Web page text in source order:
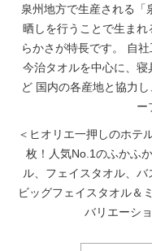
泉州地方で生産される「
晒しを行うことで生ま
らかさが特長です。
自
今治タオルを中心に、
ど 国内の各産地と協力
ー
＜ヒオリエ一押しのホテ
枚！人気No.1のふかふ
ル、フェイスタオル、
ビッグフェイスタオル＆
バリエーシ